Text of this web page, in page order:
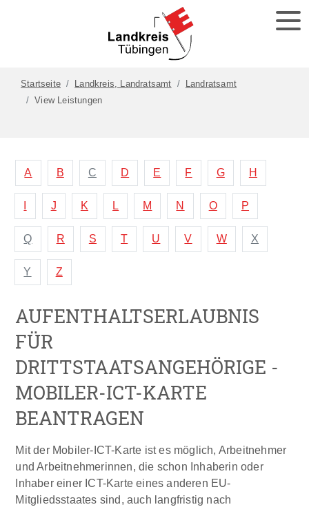
Startseite Landkreis, Landratsamt
Landratsamt
View Leistungen
A B C D E F G H
J K L M N O P
Q R S T U V W X
Y Z
AUFENTHALTSERLAUBNIS
FÜR
DRITTSTAATSANGEHÖRIGE -
MOBILER-ICT-KARTE
BEANTRAGEN
Mit der Mobiler-ICT-Karte ist es möglich, Arbeitnehmer
und Arbeitnehmerinnen, die schon Inhaberin oder
Inhaber einer ICT-Karte eines anderen EU-
Mitgliedsstaates sind, auch langfristig nach